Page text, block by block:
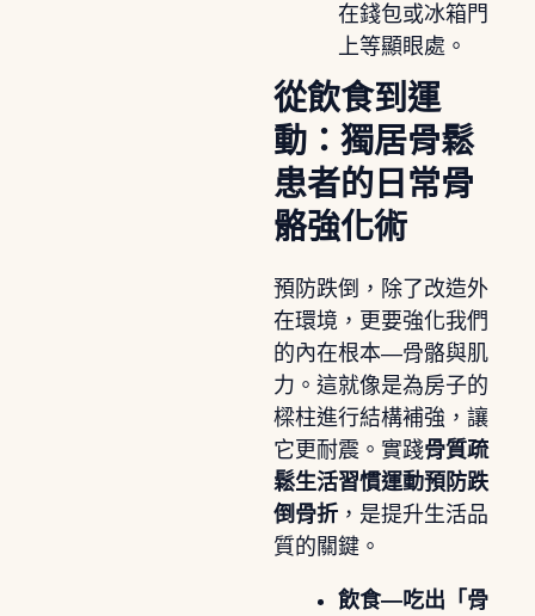
在錢包或冰箱門
上等顯眼處。
從飲食到運
動：獨居骨鬆
患者的日常骨
骼強化術
預防跌倒，除了改造外
在環境，更要強化我們
的內在根本—骨骼與肌
力。這就像是為房子的
樑柱進行結構補強，讓
它更耐震。實踐骨質疏
鬆生活習慣運動預防跌
倒骨折，是提升生活品
質的關鍵。
飲食—吃出「骨